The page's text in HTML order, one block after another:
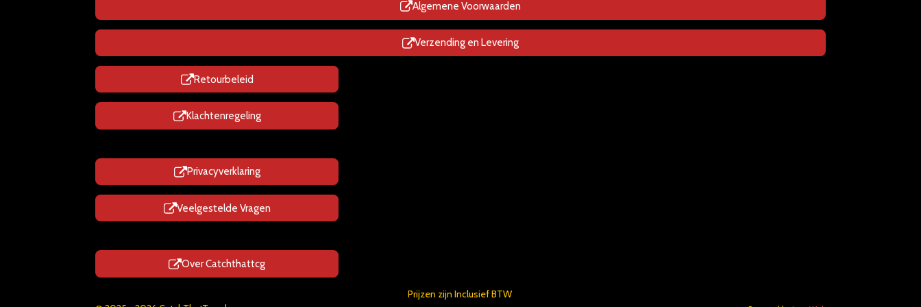
p
Algemene Voorwaarden
Verzending en Levering
Retourbeleid
Klachtenregeling
Privacyverklaring
Veelgestelde Vragen
Over Catchthattcg
Prijzen zijn Inclusief BTW